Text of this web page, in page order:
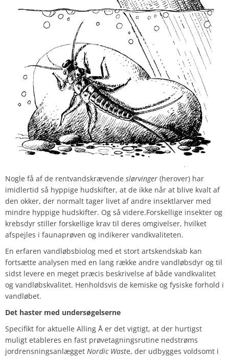
Nogle få af de rentvandskrævende slørvinger (herover) har
imidlertid så hyppige hudskifter, at de ikke når at blive kvalt af
den okker, der normalt tager livet af andre insektlarver med
mindre hyppige hudskifter. Og så videre.Forskellige insekter og
krebsdyr stiller forskellige krav til deres omgivelser, hvilket
afspejles i faunaprøven og indikerer vandkvaliteten.
En erfaren vandløbsbiolog med et stort artskendskab kan
fortsætte analysen med en lang række andre vandløbsdyr og til
sidst levere en meget præcis beskrivelse af både vandkvalitet
og vandløbskvalitet. Henholdsvis de kemiske og fysiske forhold i
vandløbet.
Det haster med undersøgelserne
Specifikt for aktuelle Alling Å er det vigtigt, at der hurtigst
muligt etableres en fast prøvetagningsrutine nedstrøms
jordrensningsanlægget Nordic Waste, der udbygges voldsomt i